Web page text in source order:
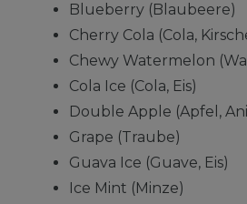
Blueberry (Blaubeere)
Cherry Cola (Cola,
Chewy Watermelon
Cola Ice (Cola, Eis)
Double Apple (Apfel,
Grape (Traube)
Guava Ice (Guave, Eis)
Ice Mint (Minze)